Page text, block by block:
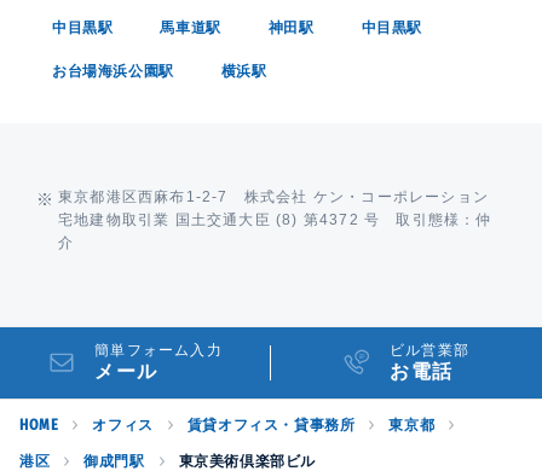
中目黒駅 馬車道駅 神田駅 中目黒駅
お台場海浜公園駅 横浜駅
東京都港区西麻布1-2-7 株式会社 ケン・コーポレーション
宅地建物取引業 国土交通大臣 (8) 第4372 号 取引態様：仲
介
簡単フォーム入力
メール
ビル営業部
お電話
HOME オフィス 賃貸オフィス・貸事務所 東京都
港区 御成門駅 東京美術倶楽部ビル